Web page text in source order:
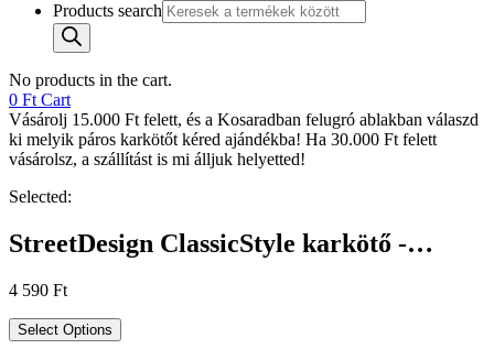
Products search
No products in the cart.
0 Ft Cart
Vásárolj 15.000 Ft felett, és a Kosaradban felugró ablakban válaszd
ki melyik páros karkötőt kéred ajándékba! Ha 30.000 Ft felett
vásárolsz, a szállítást is mi álljuk helyetted!
Selected:
StreetDesign ClassicStyle karkötő -…
4 590 Ft
Select Options